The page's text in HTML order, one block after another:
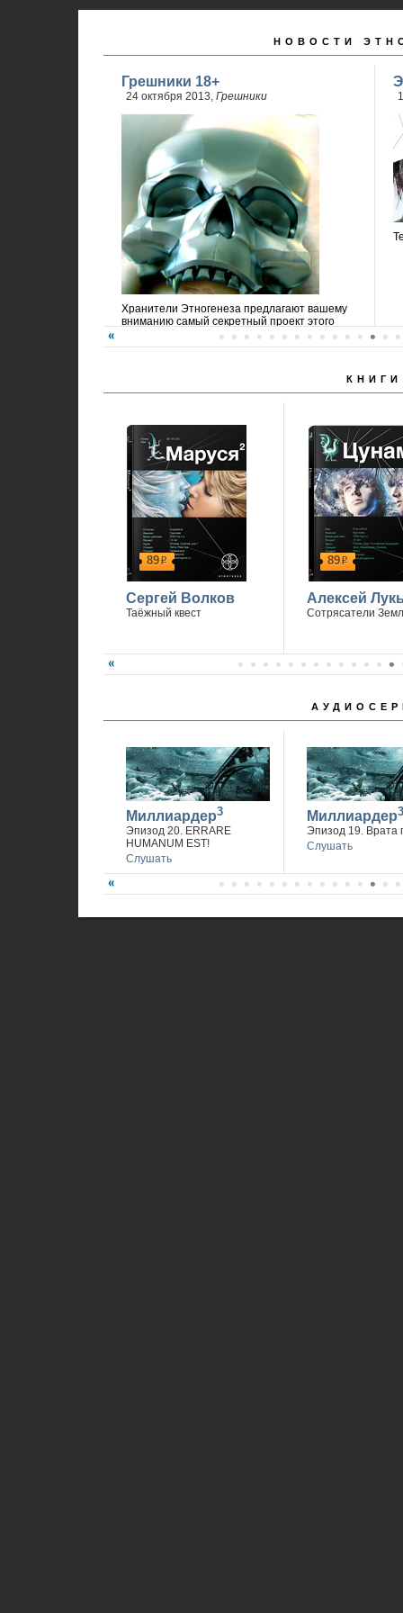
НОВОСТИ
Грешники 18+
24 октября 2013, Грешники
Хранители Этногенеза предлагают вашему
вниманию самый секретный проект этого
КНИГИ
89р
Сергей Волков
Таёжный квест
89р
Алексей
Сотрясатели
Миллиардер3
Эпизод 20. ERRARE
HUMANUM EST!
Слушать
Миллиардер3
Эпизод 19. Врата
Слушать